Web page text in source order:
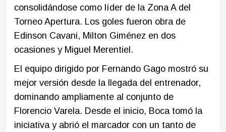
consolidándose como líder de la Zona A del
Torneo Apertura. Los goles fueron obra de
Edinson Cavani, Milton Giménez en dos
ocasiones y Miguel Merentiel. ​
El equipo dirigido por Fernando Gago mostró su
mejor versión desde la llegada del entrenador,
dominando ampliamente al conjunto de
Florencio Varela. Desde el inicio, Boca tomó la
iniciativa y abrió el marcador con un tanto de